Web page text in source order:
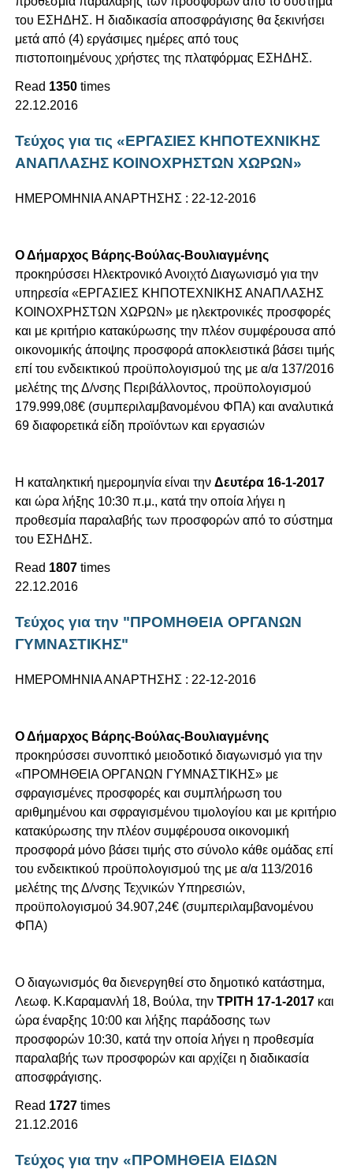
του ΕΣΗΔΗΣ. Η διαδικασία αποσφράγισης θα ξεκινήσει
μετά από (4) εργάσιμες ημέρες από τους
πιστοποιημένους χρήστες της πλατφόρμας ΕΣΗΔΗΣ.
Read 1350 times
22.12.2016
Τεύχος για τις «ΕΡΓΑΣΙΕΣ ΚΗΠΟΤΕΧΝΙΚΗΣ
ΑΝΑΠΛΑΣΗΣ ΚΟΙΝΟΧΡΗΣΤΩΝ ΧΩΡΩΝ»
ΗΜΕΡΟΜΗΝΙΑ ΑΝΑΡΤΗΣΗΣ : 22-12-2016
Ο Δήμαρχος Βάρης-Βούλας-Βουλιαγμένης
προκηρύσσει Ηλεκτρονικό Ανοιχτό Διαγωνισμό για την
υπηρεσία «ΕΡΓΑΣΙΕΣ ΚΗΠΟΤΕΧΝΙΚΗΣ ΑΝΑΠΛΑΣΗΣ
ΚΟΙΝΟΧΡΗΣΤΩΝ ΧΩΡΩΝ» με ηλεκτρονικές προσφορές
και με κριτήριο κατακύρωσης την πλέον συμφέρουσα από
οικονομικής άποψης προσφορά αποκλειστικά βάσει τιμής
επί του ενδεικτικού προϋπολογισμού της με α/α 137/2016
μελέτης της Δ/νσης Περιβάλλοντος, προϋπολογισμού
179.999,08€ (συμπεριλαμβανομένου ΦΠΑ) και αναλυτικά
69 διαφορετικά είδη προϊόντων και εργασιών
Η καταληκτική ημερομηνία είναι τηνΔευτέρα 16-1-2017
και ώρα λήξης 10:30 π.μ., κατά την οποία λήγει η
προθεσμία παραλαβής των προσφορών από το σύστημα
του ΕΣΗΔΗΣ.
Read 1807 times
22.12.2016
Τεύχος για την "ΠΡΟΜΗΘΕΙΑ ΟΡΓΑΝΩΝ
ΓΥΜΝΑΣΤΙΚΗΣ"
ΗΜΕΡΟΜΗΝΙΑ ΑΝΑΡΤΗΣΗΣ : 22-12-2016
Ο Δήμαρχος Βάρης-Βούλας-Βουλιαγμένης
προκηρύσσει συνοπτικό μειοδοτικό διαγωνισμό για την
«ΠΡΟΜΗΘΕΙΑ ΟΡΓΑΝΩΝ ΓΥΜΝΑΣΤΙΚΗΣ» με
σφραγισμένες προσφορές και συμπλήρωση του
αριθμημένου και σφραγισμένου τιμολογίου και με κριτήριο
κατακύρωσης την πλέον συμφέρουσα οικονομική
προσφορά μόνο βάσει τιμής στο σύνολο κάθε ομάδας επί
του ενδεικτικού προϋπολογισμού της με α/α 113/2016
μελέτης της Δ/νσης Τεχνικών Υπηρεσιών,
προϋπολογισμού 34.907,24€ (συμπεριλαμβανομένου
ΦΠΑ)
Ο διαγωνισμός θα διενεργηθεί στο δημοτικό κατάστημα,
Λεωφ. Κ.Καραμανλή 18, Βούλα, τηνΤΡΙΤΗ 17-1-2017 και
ώρα έναρξης 10:00 και λήξης παράδοσης των
προσφορών 10:30, κατά την οποία λήγει η προθεσμία
παραλαβής των προσφορών και αρχίζει η διαδικασία
αποσφράγισης.
Read 1727 times
21.12.2016
Τεύχος για την «ΠΡΟΜΗΘΕΙΑ ΕΙΔΩΝ